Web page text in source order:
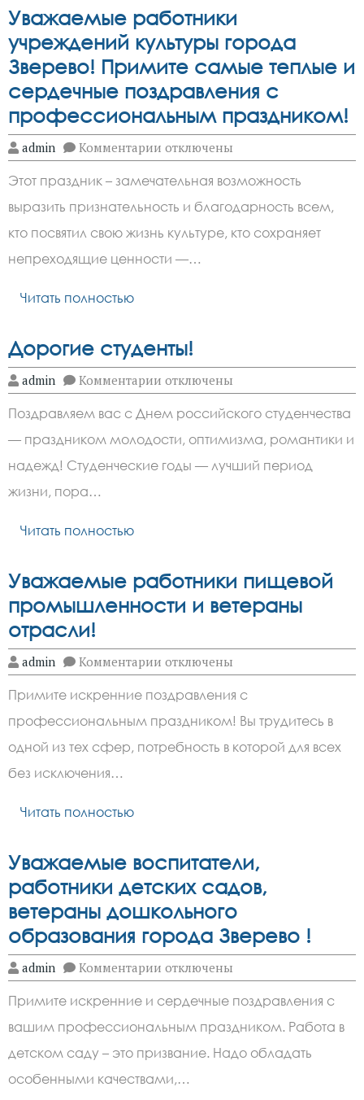
социального
работника!
Уважаемые работники
учреждений культуры города
Зверево! Примите самые теплые и
сердечные поздравления с
профессиональным праздником!
admin Комментарии к
записи
работники
учреждений
культуры
города
Зверево!
Примите
профессиональным
праздником!
отключены
Этот праздник – замечательная возможность
выразить признательность и благодарность всем,
кто посвятил свою жизнь культуре, кто сохраняет
непреходящие ценности —…
Читать полностью
Дорогие студенты!
admin Комментарии к
записи
студенты!
отключены
Поздравляем вас с Днем российского студенчества
— праздником молодости, оптимизма, романтики и
надежд! Студенческие годы — лучший период
жизни, пора…
Читать полностью
Уважаемые работники пищевой
промышленности и ветераны
отрасли!
admin Комментарии к
записи
работники
пищевой
промышленности
и
ветераны
отключены
Примите искренние поздравления с
профессиональным праздником! Вы трудитесь в
одной из тех сфер, потребность в которой для всех
без исключения…
Читать полностью
Уважаемые воспитатели,
работники детских садов,
ветераны дошкольного
образования города Зверево !
admin Комментарии к
записи
воспитатели,
работники
детских
садов,
ветераны
дошкольного
образования
отключены
Примите искренние и сердечные поздравления с
вашим профессиональным праздником. Работа в
детском саду – это призвание. Надо обладать
особенными качествами,…